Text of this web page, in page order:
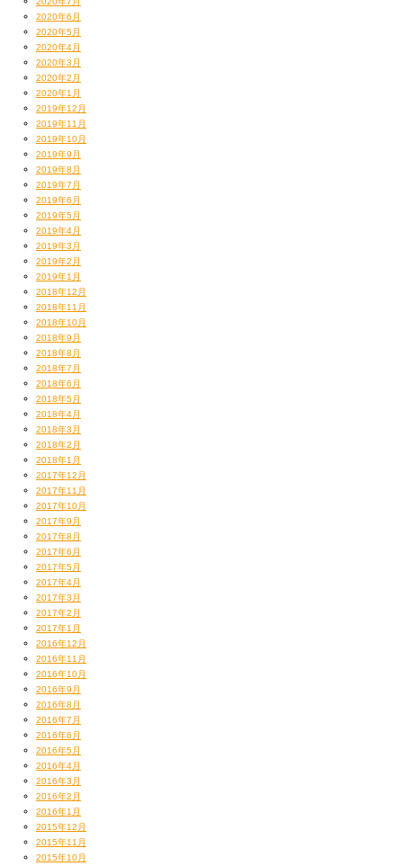
2020年6月
2020年5月
2020年4月
2020年3月
2020年2月
2020年1月
2019年12月
2019年11月
2019年10月
2019年9月
2019年8月
2019年7月
2019年6月
2019年5月
2019年4月
2019年3月
2019年2月
2019年1月
2018年12月
2018年11月
2018年10月
2018年9月
2018年8月
2018年7月
2018年6月
2018年5月
2018年4月
2018年3月
2018年2月
2018年1月
2017年12月
2017年11月
2017年10月
2017年9月
2017年8月
2017年6月
2017年5月
2017年4月
2017年3月
2017年2月
2017年1月
2016年12月
2016年11月
2016年10月
2016年9月
2016年8月
2016年7月
2016年6月
2016年5月
2016年4月
2016年3月
2016年2月
2016年1月
2015年12月
2015年11月
2015年10月